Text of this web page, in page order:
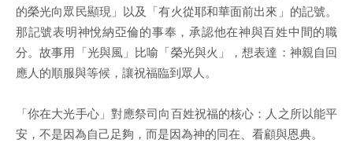
的榮光向眾民顯現」以及「有火從耶和華面前出來」的記號。
那記號表明神悅納亞倫的事奉，承認他在神與百姓中間的職
分。故事用「光與風」比喻「榮光與火」，想表達：神親自回
應人的順服與等候，讓祝福臨到眾人。
「你在大光手心」對應祭司向百姓祝福的核心：人之所以能平
安，不是因為自己足夠，而是因為神的同在、看顧與恩典。